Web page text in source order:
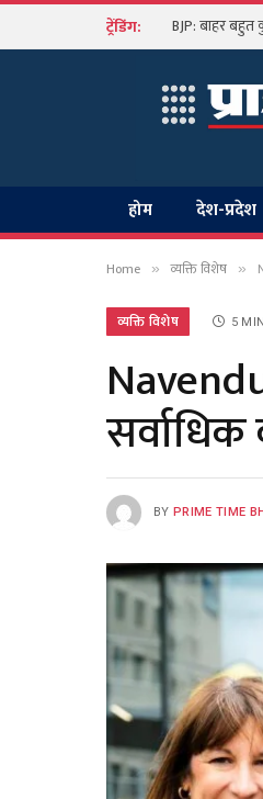
ट्रेंडिंग: BJP: बाहर
होम देश-प्रदेश
Home » व्यक्ति विशेष »
व्यक्ति विशेष 5
BY PRIME TIME